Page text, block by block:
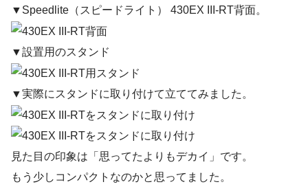
▼Speedlite（スピードライト） 430EX III-RT背面。
▼設置用のスタンド
▼実際にスタンドに取り付けて立ててみました。
見た目の印象は「思ってたよりもデカイ」です。
もう少しコンパクトなのかと思ってました。